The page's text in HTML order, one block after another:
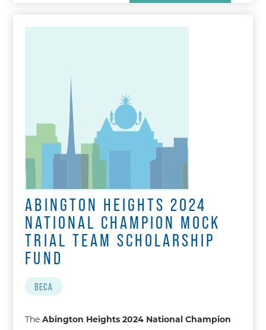
ABINGTON HEIGHTS 2024
NATIONAL CHAMPION MOCK
TRIAL TEAM SCHOLARSHIP
FUND
BECA
TheAbington Heights 2024 National Champion